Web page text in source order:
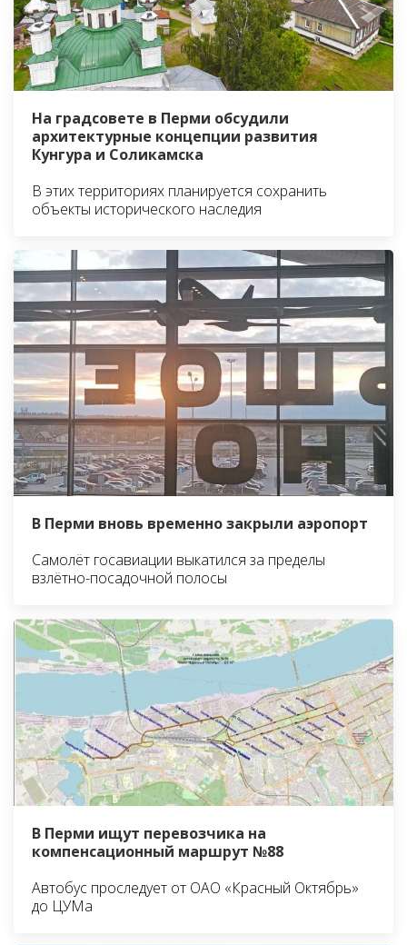
На градсовете в Перми обсудили
архитектурные концепции развития
Кунгура и Соликамска
В этих территориях планируется сохранить
объекты исторического наследия
В Перми вновь временно закрыли аэропорт
Самолёт госавиации выкатился за пределы
взлётно-посадочной полосы
В Перми ищут перевозчика на
компенсационный маршрут №88
Автобус проследует от ОАО «Красный Октябрь»
до ЦУМа